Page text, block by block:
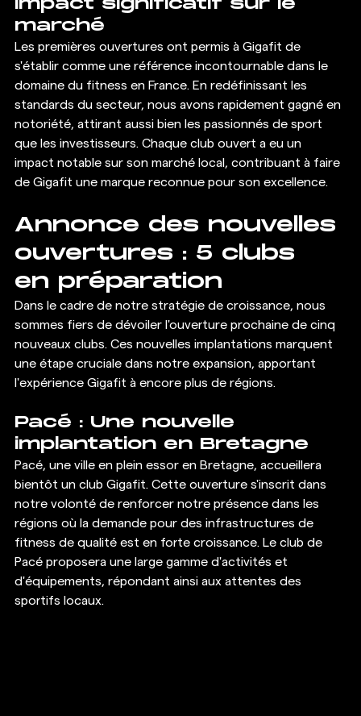
impact significatif sur le
marché
Les premières ouvertures ont permis à Gigafit de
s'établir comme une référence incontournable dans le
domaine du fitness en France. En redéfinissant les
standards du secteur, nous avons rapidement gagné en
notoriété, attirant aussi bien les passionnés de sport
que les investisseurs. Chaque club ouvert a eu un
impact notable sur son marché local, contribuant à faire
de Gigafit une marque reconnue pour son excellence.
Annonce des nouvelles
ouvertures : 5 clubs
en préparation
Dans le cadre de notre stratégie de croissance, nous
sommes fiers de dévoiler l'ouverture prochaine de cinq
nouveaux clubs. Ces nouvelles implantations marquent
une étape cruciale dans notre expansion, apportant
l'expérience Gigafit à encore plus de régions.
Pacé : Une nouvelle
implantation en Bretagne
Pacé, une ville en plein essor en Bretagne, accueillera
bientôt un club Gigafit. Cette ouverture s'inscrit dans
notre volonté de renforcer notre présence dans les
régions où la demande pour des infrastructures de
fitness de qualité est en forte croissance. Le club de
Pacé proposera une large gamme d'activités et
d'équipements, répondant ainsi aux attentes des
sportifs locaux.